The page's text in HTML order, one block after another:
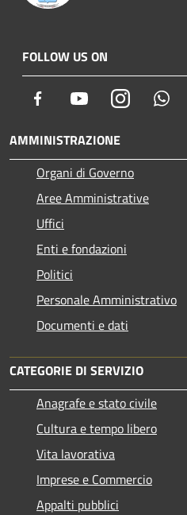
FOLLOW US ON
Facebook YoutubeInstagram
AMMINISTRAZIONE
Organi di Governo
Aree Amministrative
Uffici
Enti e fondazioni
Politici
Personale Amministrativo
Documenti e dati
CATEGORIE DI SERVIZIO
Anagrafe e stato civile
Cultura e tempo libero
Vita lavorativa
Imprese e Commercio
Appalti pubblici